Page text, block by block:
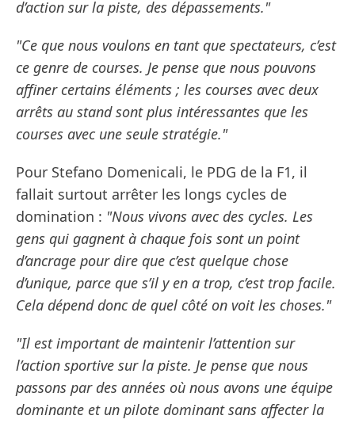
d’action sur la piste, des dépassements."
"Ce que nous voulons en tant que spectateurs, c’est
ce genre de courses. Je pense que nous pouvons
affiner certains éléments ; les courses avec deux
arrêts au stand sont plus intéressantes que les
courses avec une seule stratégie."
Pour Stefano Domenicali, le PDG de la F1, il
fallait surtout arrêter les longs cycles de
domination : "Nous vivons avec des cycles. Les
gens qui gagnent à chaque fois sont un point
d’ancrage pour dire que c’est quelque chose
d’unique, parce que s’il y en a trop, c’est trop facile.
Cela dépend donc de quel côté on voit les choses."
"Il est important de maintenir l’attention sur
l’action sportive sur la piste. Je pense que nous
passons par des années où nous avons une équipe
dominante et un pilote dominant sans affecter la